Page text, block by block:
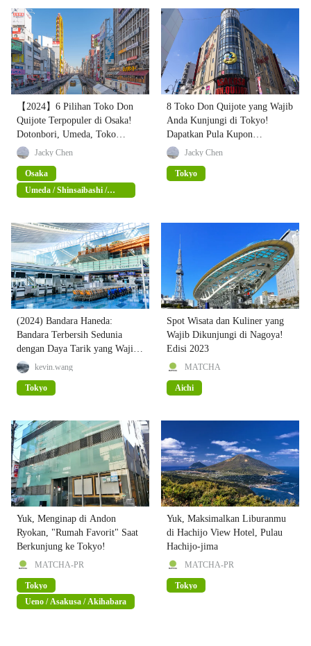
【2024】6 Pilihan Toko Don
Quijote Terpopuler di Osaka!
Dotonbori, Umeda, Toko
Shinsekai Menarik Sampai
Ingin Mendominasi (Dengan
Kupon Diskon Pajak 15%)
Jacky Chen
Osaka
Umeda / Shinsaibashi /
Namba
8 Toko Don Quijote yang Wajib
Anda Kunjungi di Tokyo!
Dapatkan Pula Kupon
Diskonnya!
Jacky Chen
Tokyo
(2024) Bandara Haneda:
Bandara Terbersih Sedunia
dengan Daya Tarik yang Wajib
Diketahui!kevin.wang
Tokyo
Spot Wisata dan Kuliner yang
Wajib Dikunjungi di Nagoya!
Edisi 2023
MATCHA
Aichi
Yuk, Menginap di Andon
Ryokan, "Rumah Favorit" Saat
Berkunjung ke Tokyo!
MATCHA-PR
Tokyo
Ueno / Asakusa / Akihabara
Yuk, Maksimalkan Liburanmu
di Hachijo View Hotel, Pulau
Hachijo-jima
MATCHA-PR
Tokyo